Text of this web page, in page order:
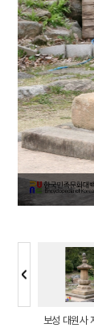
보성 대원사